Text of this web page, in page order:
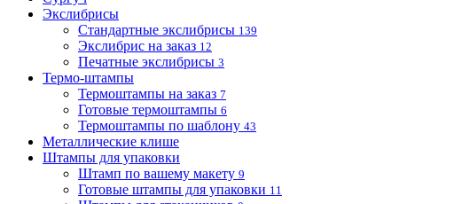
Экслибрисы
Стандартные экслибрисы 139
Экслибрис на заказ 12
Печатные экслибрисы 3
Термо-штампы
Термоштампы на заказ 7
Готовые термоштампы 6
Термоштампы по шаблону 43
Металлические клише
Штампы для упаковки
Штамп по вашему макету 9
Готовые штампы для упаковки 11